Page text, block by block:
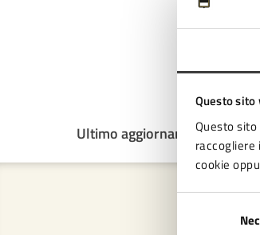
Questo
Questo
cookie
Ultimo aggiornamento:23/